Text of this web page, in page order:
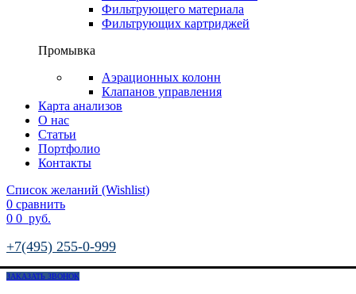
Фильтрующего материала
Фильтрующих картриджей
Промывка
Аэрационных колонн
Клапанов управления
Карта анализов
О нас
Статьи
Портфолио
Контакты
Список желаний (Wishlist)
0 сравнить
0 0 руб.
+7(495) 255-0-999
ЗАКАЗАТЬ ЗВОНОК